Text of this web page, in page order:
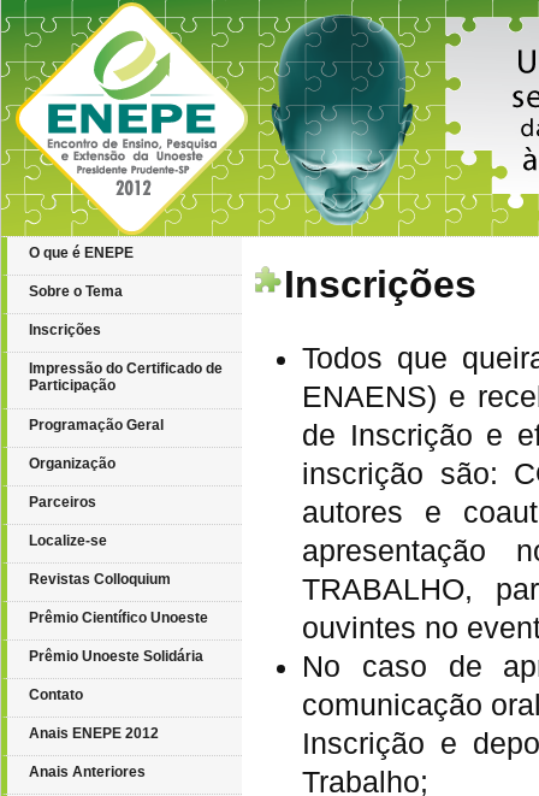
O que é ENEPE
Sobre o Tema
Inscrições
Impressão do Certificado de
Participação
Programação Geral
Organização
Parceiros
Localize-se
Revistas Colloquium
Prêmio Científico Unoeste
Prêmio Unoeste Solidária
Contato
Anais ENEPE 2012
Anais Anteriores
Inscrições
Todos que
ENAENS) e
de Inscrição e
inscrição são:
autores e
apresentação
TRABALHO,
ouvintes no
No caso de
comunicação
Inscrição e
Trabalho;